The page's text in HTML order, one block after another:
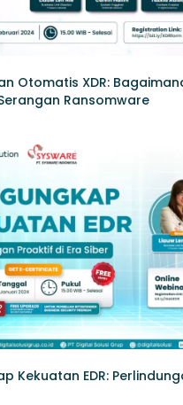
Otomatis XDR:
Ransomware
Kekuatan EDR: